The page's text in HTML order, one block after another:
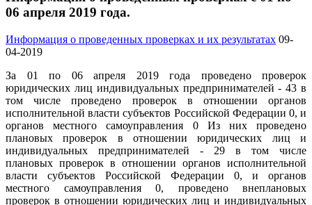
06 апреля 2019 года.
Информация о проведенных проверках и их результатах 09-
04-2019
За 01 по 06 апреля 2019 года проведено проверок
юридических лиц индивидуальных предпринимателей - 43 в
том числе проведено проверок в отношении органов
исполнительной власти субъектов Российской Федерации 0, и
органов местного самоуправления 0 Из них проведено
плановых проверок в отношении юридических лиц и
индивидуальных предпринимателей - 29 в том числе
плановых проверок в отношении органов исполнительной
власти субъектов Российской Федерации 0, и органов
местного самоуправления 0, проведено внеплановых
проверок в отношении юридических лиц и индивидуальных